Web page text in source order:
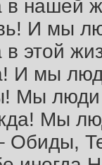
в нашей
И мы
этой
И мы
Мы
Мы